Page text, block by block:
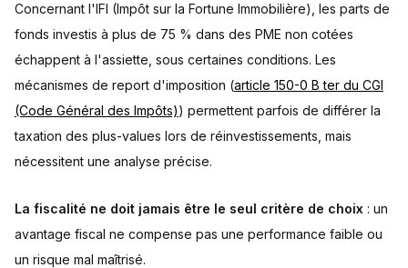
Concernant l'IFI (Impôt sur la Fortune Immobilière), les parts de
fonds investis à plus de 75 % dans des PME non cotées
échappent à l'assiette, sous certaines conditions. Les
mécanismes de report d'imposition (article 150-0 B ter du CGI
(Code Général des Impôts)) permettent parfois de différer la
taxation des plus-values lors de réinvestissements, mais
nécessitent une analyse précise.
La fiscalité ne doit jamais être le seul critère de choix : un
avantage fiscal ne compense pas une performance faible ou
un risque mal maîtrisé.